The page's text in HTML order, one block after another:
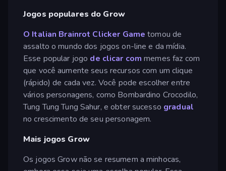
Jogos populares do Grow
O Italian Brainrot Clicker Game tomou de
assalto o mundo dos jogos on-line e da mídia.
Esse popular jogo de clicar com memes faz com
que você aumente seus recursos com um clique
(rápido) de cada vez. Você pode escolher entre
vários personagens, como Bombardino Crocodilo,
Tung Tung Tung Sahur, e obter sucesso gradual
no crescimento de seu personagem.
Mais jogos Grow
Os jogos Grow não se resumem a minhocas,